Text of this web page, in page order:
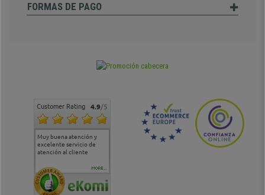
FORMAS DE PAGO
Customer Rating 4.9/5
Muy buena atención y
excelente servicio de
atención al cliente
Muy buena atención de
cara al asesoramiento
Si estoy contento
MORE...